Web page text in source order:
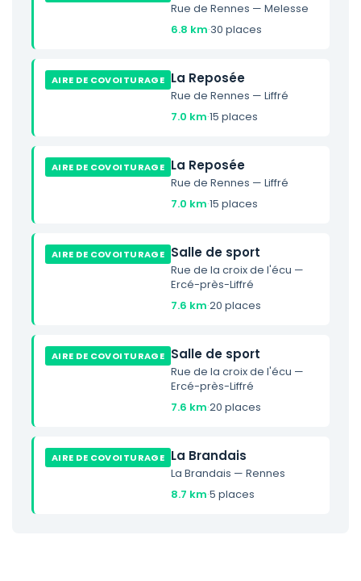
Rue de Rennes — Melesse
6.8 km·30 places
AIRE DE COVOITURAGE La Reposée
Rue de Rennes — Liffré
7.0 km·15 places
AIRE DE COVOITURAGE La Reposée
Rue de Rennes — Liffré
7.0 km·15 places
AIRE DE COVOITURAGE Salle de sport
Rue de la croix de l'écu —
Ercé-près-Liffré
7.6 km·20 places
AIRE DE COVOITURAGE Salle de sport
Rue de la croix de l'écu —
Ercé-près-Liffré
7.6 km·20 places
AIRE DE COVOITURAGE La Brandais
La Brandais — Rennes
8.7 km·5 places